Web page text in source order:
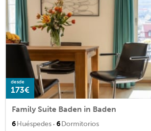
desde
173€
Family Suite Baden in Baden
6Huéspedes · 6Dormitorios